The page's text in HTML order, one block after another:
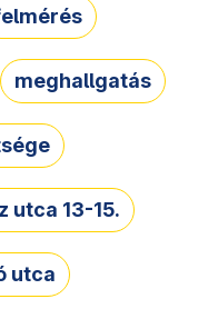
meghallgatás
utca 13-15.
utca